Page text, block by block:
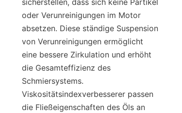
sicherstellen, dass sich keine Partikel
oder Verunreinigungen im Motor
absetzen. Diese ständige Suspension
von Verunreinigungen ermöglicht
eine bessere Zirkulation und erhöht
die Gesamteffizienz des
Schmiersystems.
Viskositätsindexverbesserer passen
die Fließeigenschaften des Öls an